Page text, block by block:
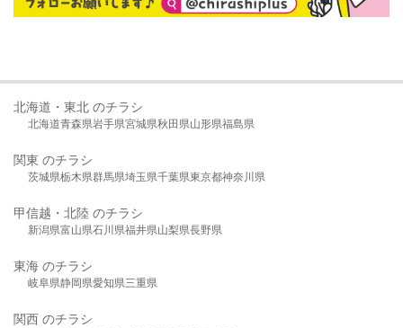
北海道・東北 のチラシ
北海道青森県岩手県宮城県秋田県山形県福島県
関東 のチラシ
茨城県栃木県群馬県埼玉県千葉県東京都神奈川県
甲信越・北陸 のチラシ
新潟県富山県石川県福井県山梨県長野県
東海 のチラシ
岐阜県静岡県愛知県三重県
関西 のチラシ